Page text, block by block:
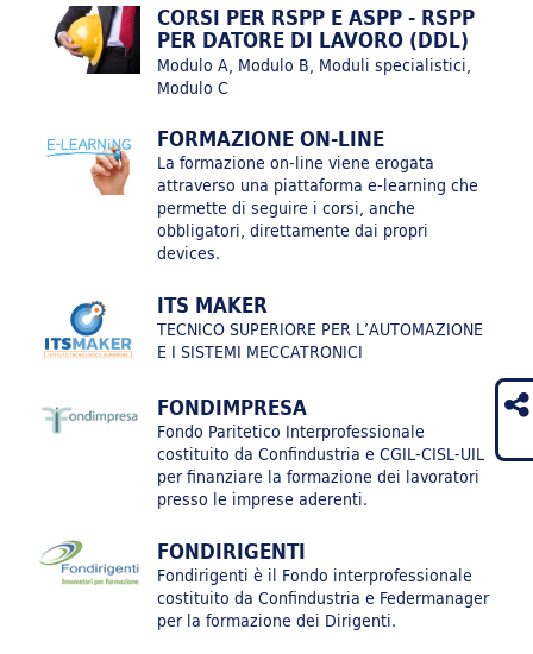
ASSOFORM ROMAGNA, UMANA E TIKEDO LABEL GROUP
INSIEME PER FORMARE NUOVI STAMPATORI
Innovazione e Sostenibilità: competenze strategiche per
il sistema Agroalimentare
Innovazione e Sostenibilità: competenze strategiche per
il sistema dei Servizi Avanzati alle imprese
CORSI PER RSPP E ASPP - RSPP
PER DATORE DI LAVORO (DDL)
Modulo A, Modulo B, Moduli specialistici,
Modulo C
FORMAZIONE ON-LINE
La formazione on-line viene erogata
attraverso una piattaforma e-learning che
permette di seguire i corsi, anche
obbligatori, direttamente dai propri
devices.
ITS MAKER
TECNICO SUPERIORE PER L’AUTOMAZIONE
E I SISTEMI MECCATRONICI
FONDIMPRESA
Fondo Paritetico Interprofessionale
costituito da Confindustria e CGIL-CISL-UIL
per finanziare la formazione dei lavoratori
presso le imprese aderenti.
FONDIRIGENTI
Fondirigenti è il Fondo interprofessionale
costituito da Confindustria e Federmanager
per la formazione dei Dirigenti.